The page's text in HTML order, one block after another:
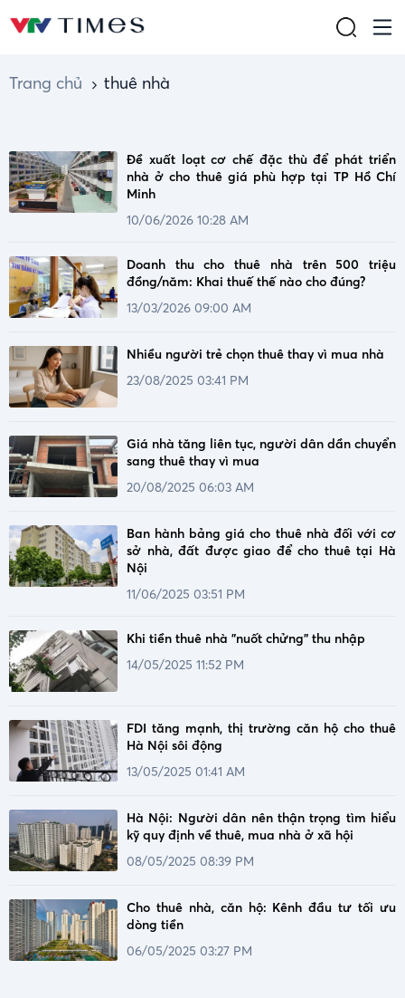
Trang chủ thuê nhà
Đề xuất loạt cơ chế đặc thù để phát triển
nhà ở cho thuê giá phù hợp tại TP Hồ Chí
Minh
10/06/2026 10:28 AM
Doanh thu cho thuê nhà trên 500 triệu
đồng/năm: Khai thuế thế nào cho đúng?
13/03/2026 09:00 AM
Nhiều người trẻ chọn thuê thay vì mua nhà
23/08/2025 03:41 PM
Giá nhà tăng liên tục, người dân dần chuyển
sang thuê thay vì mua
20/08/2025 06:03 AM
Ban hành bảng giá cho thuê nhà đối với cơ
sở nhà, đất được giao để cho thuê tại Hà
Nội
11/06/2025 03:51 PM
Khi tiền thuê nhà "nuốt chửng" thu nhập
14/05/2025 11:52 PM
FDI tăng mạnh, thị trường căn hộ cho thuê
Hà Nội sôi động
13/05/2025 01:41 AM
Hà Nội: Người dân nên thận trọng tìm hiểu
kỹ quy định về thuê, mua nhà ở xã hội
08/05/2025 08:39 PM
Cho thuê nhà, căn hộ: Kênh đầu tư tối ưu
dòng tiền
06/05/2025 03:27 PM